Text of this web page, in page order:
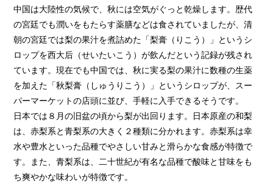
中国は大陸性の気候で、秋には空気がぐっと乾燥します。歴代
の宮廷でも潤いをもたらす薬膳などは食されていましたが、清
朝の宮廷では梨の果汁を煮詰めた「梨膏（りこう）」というシ
ロップを西大后（せいたいこう）が飲んだという記録が残され
ています。現在でも中国では、秋に実る梨の果汁に数種の生薬
を加えた「秋梨膏（しゅうりこう）」というシロップが、スー
パーマーケットの店頭に並び、手軽に入手できるそうです。
日本では８月の旧盆の頃から梨が出回ります。日本原産の和梨
は、赤梨系と青梨系の大きく２種類に分かれます。赤梨系は幸
水や豊水といった品種でやさしい甘みと滑らかな食感が特徴で
す。また、青梨系は、二十世紀が有名な品種で酸味と甘味をも
ち爽やかな味わいが特徴です。